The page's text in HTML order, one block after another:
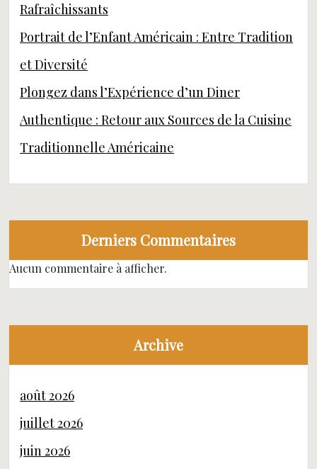
Rafraîchissants
Portrait de l’Enfant Américain : Entre Tradition
et Diversité
Plongez dans l’Expérience d’un Diner
Authentique : Retour aux Sources de la Cuisine
Traditionnelle Américaine
Derniers Commentaires
Aucun commentaire à afficher.
Archive
août 2026
juillet 2026
juin 2026